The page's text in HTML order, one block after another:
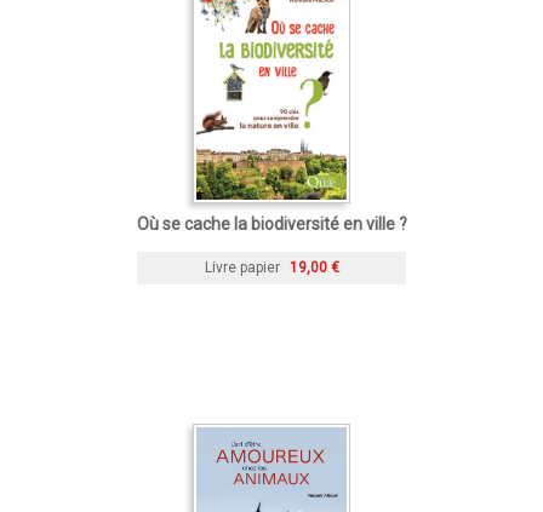
Où se cache la biodiversité en ville ?
Livre papier 19,00 €